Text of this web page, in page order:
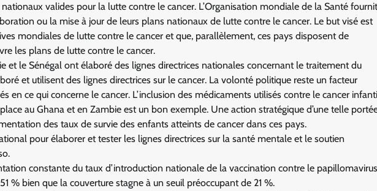
valides pour la lutte contre le cancer. L’Organisation mondiale de la Santé fournit
ou la mise à jour de leurs plans nationaux de lutte contre le cancer. Le but visé est
mondiales de lutte contre le cancer et que, parallèlement, ces pays disposent de
les plans de lutte contre le cancer.
et le Sénégal ont élaboré des lignes directrices nationales concernant le traitement du
et utilisent des lignes directrices sur le cancer. La volonté politique reste un facteur
en ce qui concerne le cancer. L’inclusion des médicaments utilisés contre le cancer
au Ghana et en Zambie est un bon exemple. Une action stratégique d’une telle
des taux de survie des enfants atteints de cancer dans ces pays.
pour élaborer et tester les lignes directrices sur la santé mentale et le soutien
constante du taux d’introduction nationale de la vaccination contre le papillomavirus
% bien que la couverture stagne à un seuil préoccupant de 21 %.